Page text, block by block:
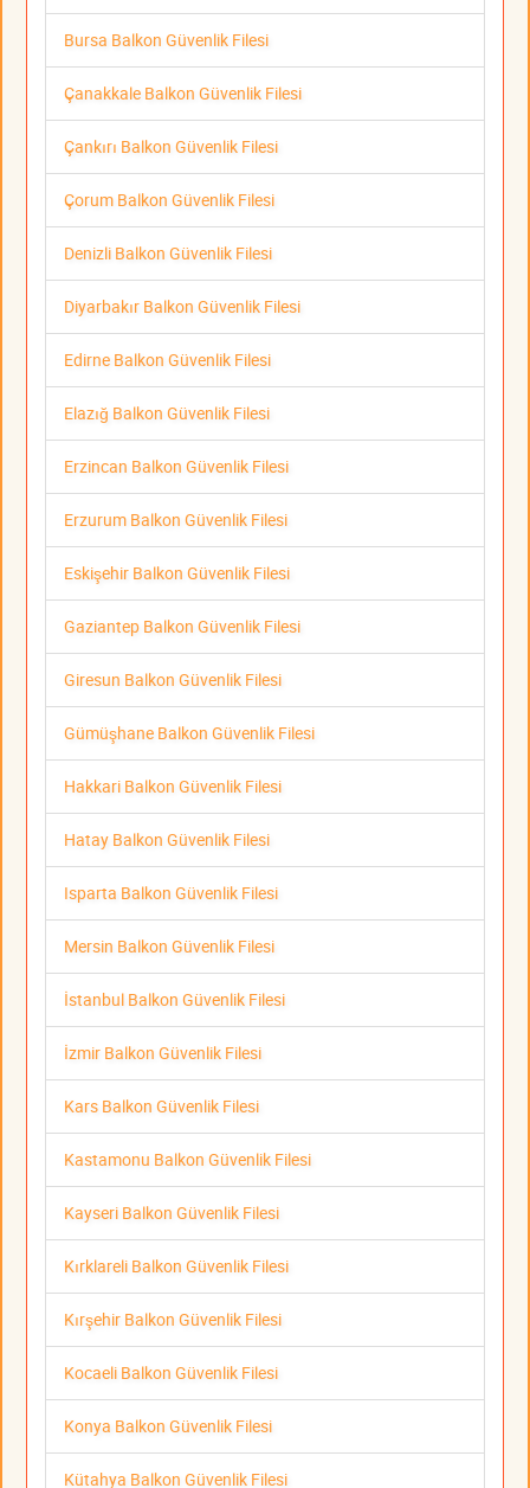
Bursa Balkon Güvenlik Filesi
Çanakkale Balkon Güvenlik Filesi
Çankırı Balkon Güvenlik Filesi
Çorum Balkon Güvenlik Filesi
Denizli Balkon Güvenlik Filesi
Diyarbakır Balkon Güvenlik Filesi
Edirne Balkon Güvenlik Filesi
Elazığ Balkon Güvenlik Filesi
Erzincan Balkon Güvenlik Filesi
Erzurum Balkon Güvenlik Filesi
Eskişehir Balkon Güvenlik Filesi
Gaziantep Balkon Güvenlik Filesi
Giresun Balkon Güvenlik Filesi
Gümüşhane Balkon Güvenlik Filesi
Hakkari Balkon Güvenlik Filesi
Hatay Balkon Güvenlik Filesi
Isparta Balkon Güvenlik Filesi
Mersin Balkon Güvenlik Filesi
İstanbul Balkon Güvenlik Filesi
İzmir Balkon Güvenlik Filesi
Kars Balkon Güvenlik Filesi
Kastamonu Balkon Güvenlik Filesi
Kayseri Balkon Güvenlik Filesi
Kırklareli Balkon Güvenlik Filesi
Kırşehir Balkon Güvenlik Filesi
Kocaeli Balkon Güvenlik Filesi
Konya Balkon Güvenlik Filesi
Kütahya Balkon Güvenlik Filesi